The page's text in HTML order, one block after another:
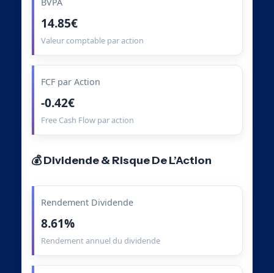
14.85€
Valeur comptable par action
FCF par Action
-0.42€
Free Cash Flow par action
💰 Dividende & Risque De L’Action
Rendement Dividende
8.61%
Rendement annuel du dividende